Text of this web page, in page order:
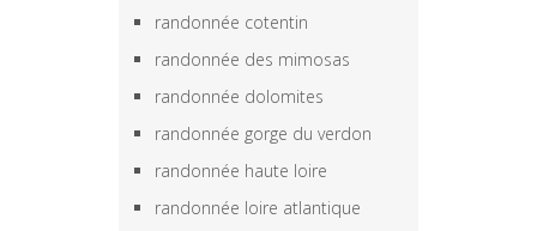
randonnée cotentin
randonnée des mimosas
randonnée dolomites
randonnée gorge du verdon
randonnée haute loire
randonnée loire atlantique